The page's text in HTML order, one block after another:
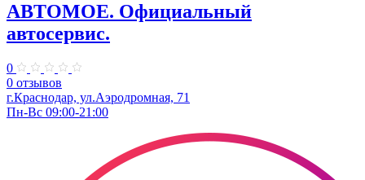
АВТОМОЕ. ​Официальный
автосервис.
0
0 отзывов
г.Краснодар, ул.​Аэродромная, 71
Пн-Вс 09:00-21:00